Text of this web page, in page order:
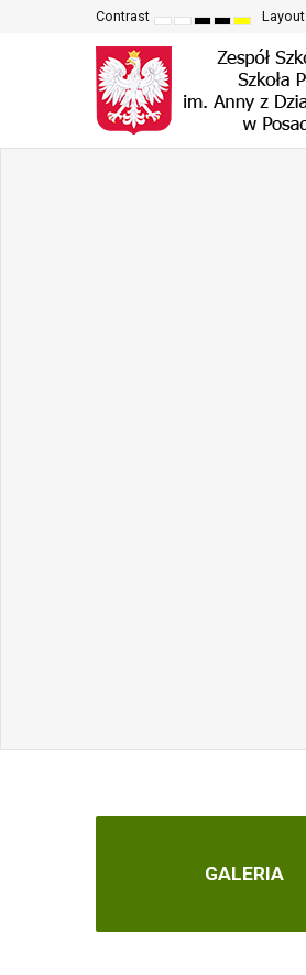
Contrast
Default
NightHigh
black
white
High
black
yellow
mode
High
yellow
black
mode
Layout
GALERIA